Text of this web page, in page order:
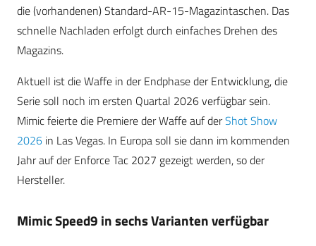
die (vorhandenen) Standard-AR-15-Magazintaschen. Das
schnelle Nachladen erfolgt durch einfaches Drehen des
Magazins.
Aktuell ist die Waffe in der Endphase der Entwicklung, die
Serie soll noch im ersten Quartal 2026 verfügbar sein.
Mimic feierte die Premiere der Waffe auf derShot Show
2026 in Las Vegas. In Europa soll sie dann im kommenden
Jahr auf der Enforce Tac 2027 gezeigt werden, so der
Hersteller.
Mimic Speed9 in sechs Varianten verfügbar